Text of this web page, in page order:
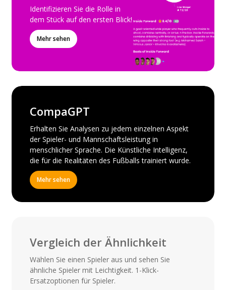
Identifizieren Sie die Rolle in
dem Stück auf den ersten Blick!
Mehr sehen
CompaGPT
Erhalten Sie Analysen zu jedem einzelnen Aspekt
der Spieler- und Mannschaftsleistung in
menschlicher Sprache. Die Künstliche Intelligenz,
die für die Realitäten des Fußballs trainiert wurde.
Mehr sehen
Vergleich der Ähnlichkeit
Wählen Sie einen Spieler aus und sehen Sie
ähnliche Spieler mit Leichtigkeit. 1-Klick-
Ersatzoptionen für Spieler.